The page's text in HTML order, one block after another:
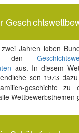
Jahren loben
den
aus. In diesem
seit 1973
geschichte zu
Wettbewerbsthemen